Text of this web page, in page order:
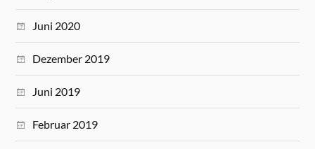
Juni 2020
Dezember 2019
Juni 2019
Februar 2019